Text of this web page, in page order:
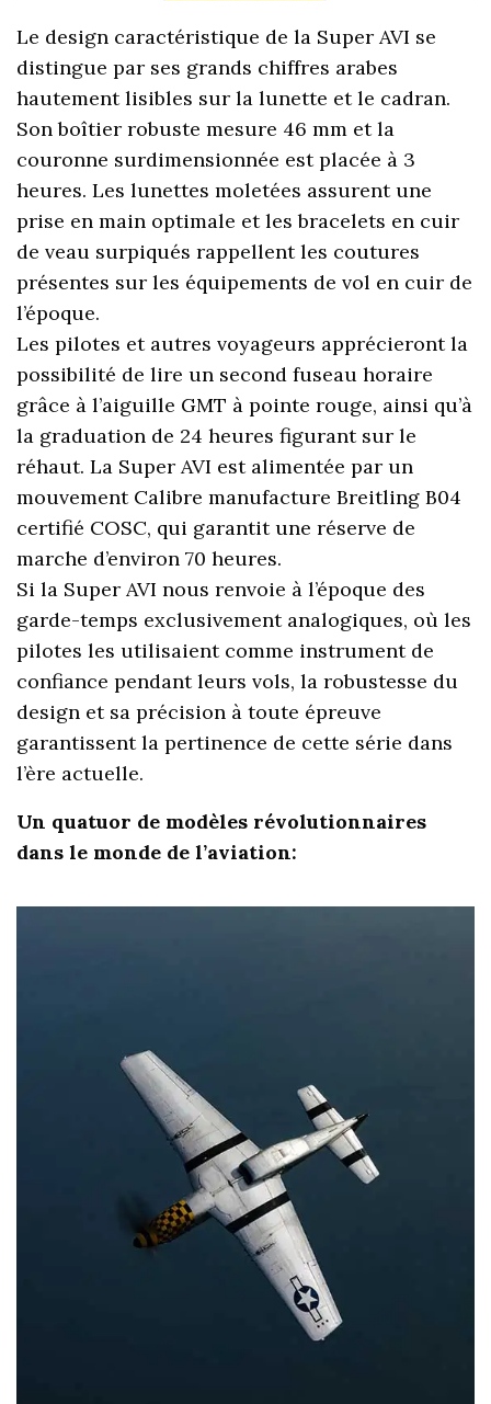
Le design caractéristique de la Super AVI se
distingue par ses grands chiffres arabes
hautement lisibles sur la lunette et le cadran.
Son boîtier robuste mesure 46 mm et la
couronne surdimensionnée est placée à 3
heures. Les lunettes moletées assurent une
prise en main optimale et les bracelets en cuir
de veau surpiqués rappellent les coutures
présentes sur les équipements de vol en cuir de
l’époque.
Les pilotes et autres voyageurs apprécieront la
possibilité de lire un second fuseau horaire
grâce à l’aiguille GMT à pointe rouge, ainsi qu’à
la graduation de 24 heures figurant sur le
réhaut. La Super AVI est alimentée par un
mouvement Calibre manufacture Breitling B04
certifié COSC, qui garantit une réserve de
marche d’environ 70 heures.
Si la Super AVI nous renvoie à l’époque des
garde-temps exclusivement analogiques, où les
pilotes les utilisaient comme instrument de
confiance pendant leurs vols, la robustesse du
design et sa précision à toute épreuve
garantissent la pertinence de cette série dans
l’ère actuelle.
Un quatuor de modèles révolutionnaires
dans le monde de l’aviation: